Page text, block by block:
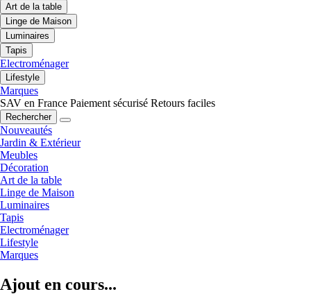
Art de la table
Linge de Maison
Luminaires
Tapis
Electroménager
Lifestyle
Marques
SAV en France Paiement sécurisé Retours faciles
Rechercher
Nouveautés
Jardin & Extérieur
Meubles
Décoration
Art de la table
Linge de Maison
Luminaires
Tapis
Electroménager
Lifestyle
Marques
Ajout en cours...